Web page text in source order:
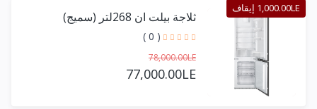
1,000.00LE إيقاف
ثلاجة بيلت ان 268لتر (سميج)
( 0 )
78,000.00LE
77,000.00LE